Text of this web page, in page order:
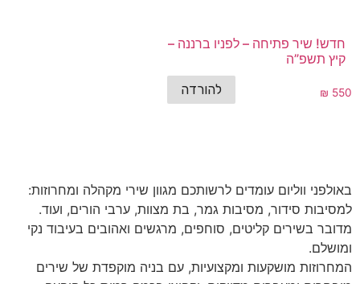
להורדה
חדש! שיר פתיחה – לפניו ברננה –
קיץ תשפ”ה
₪ 550
באולפני ווליום עומדים לרשותכם מגוון שירי מקהלה ומחרוזות:
למסיבות סידור, מסיבות גמר, בת מצוות, ערבי הורים, ועוד.
מדובר בשירים קליטים, סוחפים, מרגשים ואהובים בעיבוד נקי
ומושלם.
המחרוזות מושקעות ומקצועיות, עם בניה מוקפדת של שירים